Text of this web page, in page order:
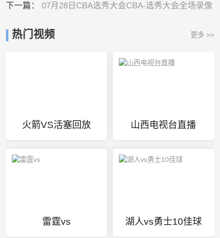
下一篇： 07月28日CBA选秀大会CBA-选秀大会全场录像
热门视频 更多 >>
火箭VS活塞回放 山西电视台直播
雷霆vs 湖人vs勇士10佳球